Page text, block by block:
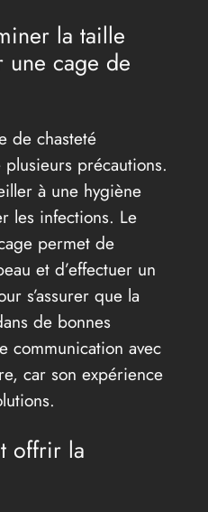
la taille
cage de
de chasteté
précautions.
à une hygiène
les infections. Le
permet de
et d’effectuer un
s’assurer que la
de bonnes
communication avec
car son expérience
offrir la